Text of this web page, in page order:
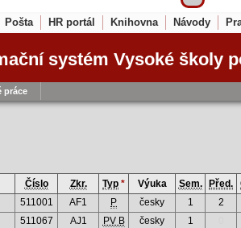
Pošta HR portál Knihovna Návody
systém Vysoké školy
práce
Číslo Zkr. Typ * Výuka Sem. Před.
511001
AF1 P česky 1 2
511067
AJ1 PV B česky 1